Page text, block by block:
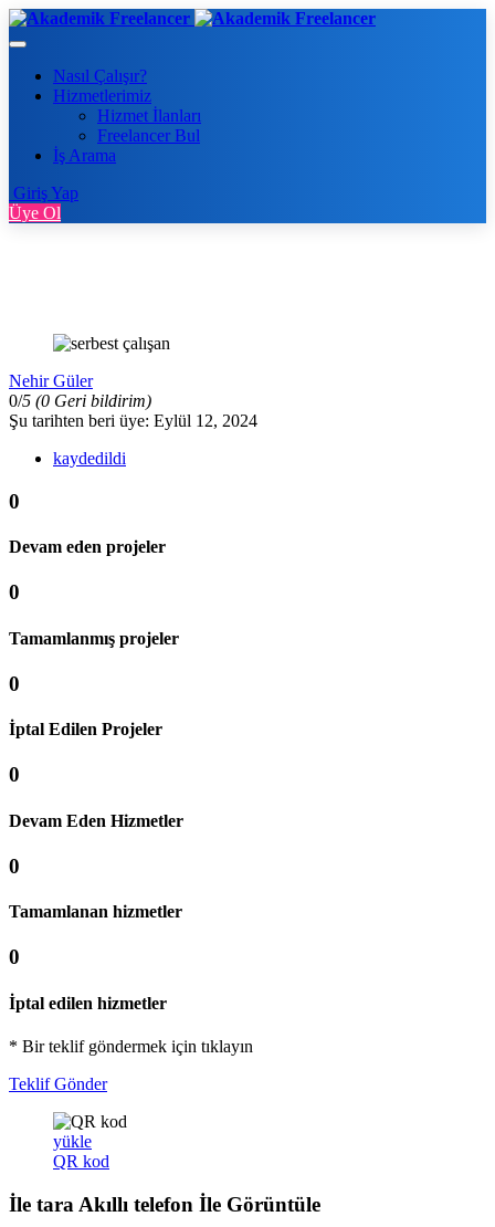
Nasıl Çalışır?
Hizmetlerimiz
Hizmet İlanları
Freelancer Bul
İş Arama
Giriş Yap
Üye Ol
Nehir Güler
0/5 (0 Geri bildirim)
Şu tarihten beri üye: Eylül 12, 2024
kaydedildi
0
Devam eden projeler
0
Tamamlanmış projeler
0
İptal Edilen Projeler
0
Devam Eden Hizmetler
0
Tamamlanan hizmetler
0
İptal edilen hizmetler
* Bir teklif göndermek için tıklayın
Teklif Gönder
yükle
QR kod
İle tara Akıllı telefon İle Görüntüle